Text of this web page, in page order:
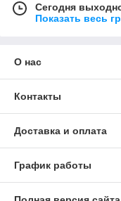
Сегодня
Показать весь
О нас
Контакты
Доставка и оплата
График работы